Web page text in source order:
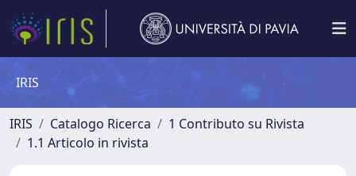
IRIS
IRIS Catalogo Ricerca
1 Contributo su Rivista
1.1 Articolo in rivista